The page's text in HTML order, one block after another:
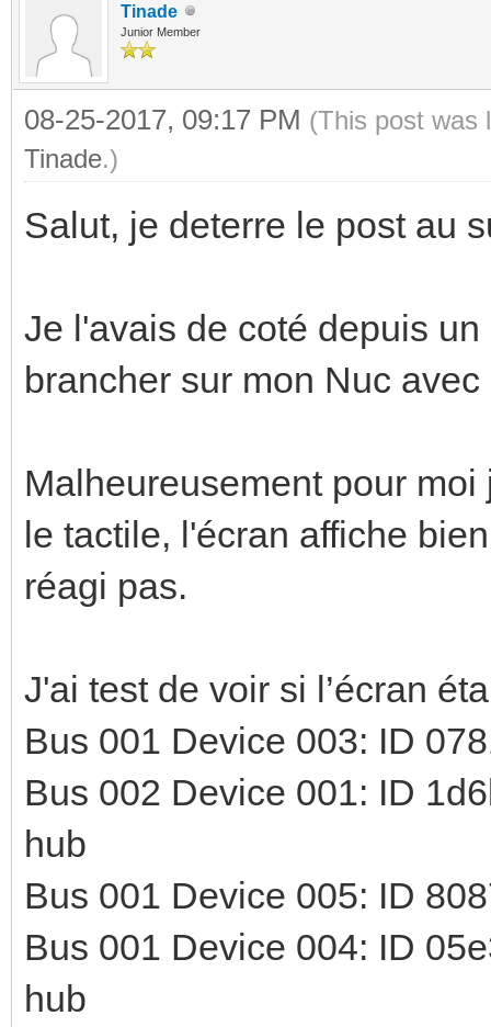
Tinade
Junior Member
08-25-2017, 09:17 PM (This post was
Tinade.)
Salut, je deterre le post au
Je l'avais de coté depuis
brancher sur mon Nuc avec
Malheureusement pour
le tactile, l'écran affiche
réagi pas.
J'ai test de voir si l’écran
Bus 001 Device 003: ID
Bus 002 Device 001: ID
hub
Bus 001 Device 005: ID
Bus 001 Device 004: ID
hub